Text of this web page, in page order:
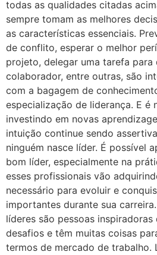
todas as qualidades citadas
sempre tomam as melhores
as características essenciais.
de conflito, esperar o melhor
projeto, delegar uma tarefa para
colaborador, entre outras, são
com a bagagem de
especialização de liderança. E é
investindo em novas
intuição continue sendo
ninguém nasce líder. É possível
bom líder, especialmente na
esses profissionais vão
necessário para evoluir e
importantes durante sua
líderes são pessoas inspiradoras
desafios e têm muitas coisas
termos de mercado de trabalho.